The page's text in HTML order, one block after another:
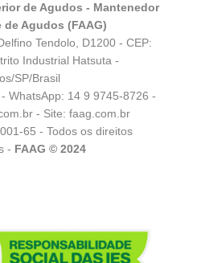
de Agudos - Mantenedor
Agudos (FAAG)
Tendolo, D1200 - CEP:
Industrial Hatsuta -
SP/Brasil
WhatsApp: 14 9 9745-8726-
- Site: faag.com.br
65 - Todos os direitos
- FAAG © 2024